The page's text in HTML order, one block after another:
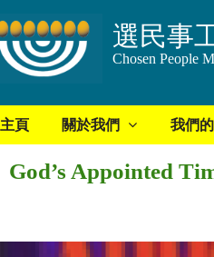
選民事
Chosen People
主頁 關於我們 我們
God’s Appointed